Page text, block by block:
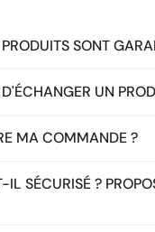
SONT
UN
MA COMMANDE ?
IL SÉCURISÉ ?